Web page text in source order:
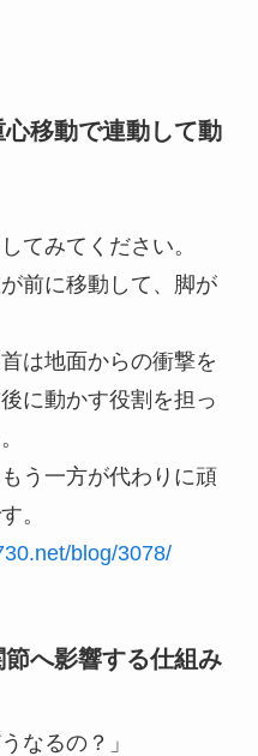
移動で連動して動
てみてください。
前に移動して、脚が
は地面からの衝撃を
に動かす役割を担っ
う一方が代わりに頑
。
blog/3078/
へ影響する仕組み
なるの？」